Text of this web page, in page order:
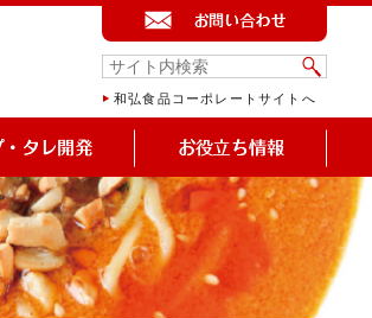
和弘食品コーポレートサイトへ